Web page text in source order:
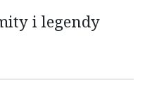
i legendy